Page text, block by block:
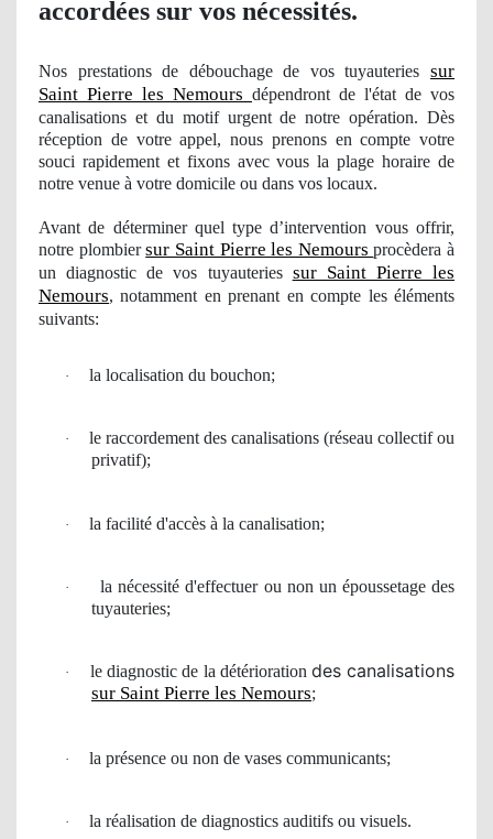
accordées sur vos nécessités.
Nos prestations de débouchagede vostuyauteriessur
Saint Pierre les Nemours dépendront de l'état de vos
canalisations et du motif urgent de notre opération. Dès
réception de votre appel, nous prenons en compte votre
souci rapidement et fixonsavec vous la plage horaire de
notre venue à votre domicile ou dans vos locaux.
Avant de déterminerqueltype d’intervention vous offrir,
notre plombier sur Saint Pierre les Nemoursprocèdera à
un diagnostic de vos tuyauteries sur Saint Pierre les
Nemours, notamment en prenant en compte les éléments
suivants:
· la localisation du bouchon;
· le raccordement des canalisations (réseau collectifou
privatif);
· la facilité d'accès à la canalisation;
· la nécessitéd'effectuer ou non un époussetage des
tuyauteries;
· le diagnostic de la détérioration des canalisations
sur Saint Pierre les Nemours;
· la présence ou non de vases communicants;
· la réalisation de diagnostics auditifs ou visuels.